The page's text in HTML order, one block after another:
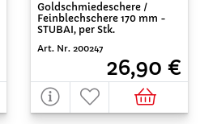
Goldschmiedeschere /
Feinblechschere 170 mm -
STUBAI, per Stk.
Art. Nr. 200247
26,90 €